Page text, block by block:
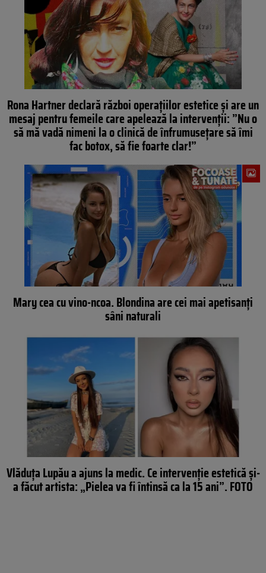
Rona Hartner declară război operațiilor estetice și are un
mesaj pentru femeile care apelează la intervenții: ”Nu o
să mă vadă nimeni la o clinică de înfrumusețare să îmi
fac botox, să fie foarte clar!”
Mary cea cu vino-ncoa. Blondina are cei mai apetisanți
sâni naturali
Vlăduța Lupău a ajuns la medic. Ce intervenție estetică și-
a făcut artista: „Pielea va fi întinsă ca la 15 ani”. FOTO